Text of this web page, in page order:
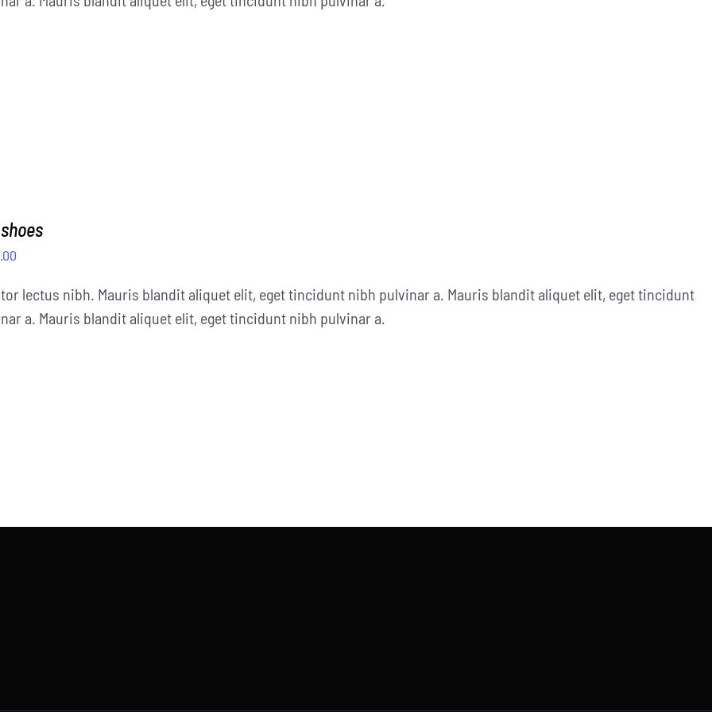
£18.00.
ist:
£99.00.
lectus nibh. Mauris blandit aliquet elit, eget tincidunt nibh pulvinar a. Mauris blandit aliquet elit, eget tincidunt
a. Mauris blandit aliquet elit, eget tincidunt nibh pulvinar a.